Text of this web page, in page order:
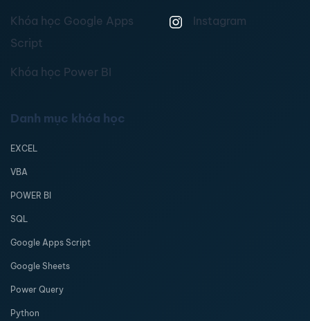
Khóa học Google Apps
Script
Khóa học Power BI
Instagram
Danh mục khóa học
EXCEL
VBA
POWER BI
SQL
Google Apps Script
Google Sheets
Power Query
Python